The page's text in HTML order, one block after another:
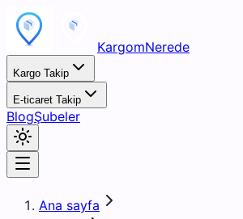
KargomNerede
Kargo Takip
E-ticaret Takip
BlogŞubeler
Ana sayfa